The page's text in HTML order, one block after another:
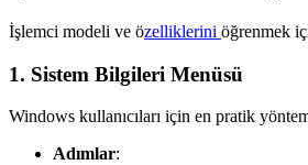
İşlemci modeli ve özelliklerini öğrenmek
1. Sistem Bilgileri Menüsü
Windows kullanıcıları için en pratik
Adımlar: